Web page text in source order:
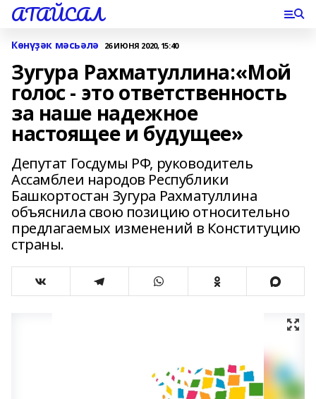
АТАЙСАЛ
Көнүҙәк мәсьәлә 26 ИЮНЯ 2020, 15:40
Зугура Рахматуллина:«Мой
голос - это ответственность
за наше надежное
настоящее и будущее»
Депутат Госдумы РФ, руководитель
Ассамблеи народов Республики
Башкортостан Зугура Рахматуллина
объяснила свою позицию относительно
предлагаемых изменений в Конституцию
страны.